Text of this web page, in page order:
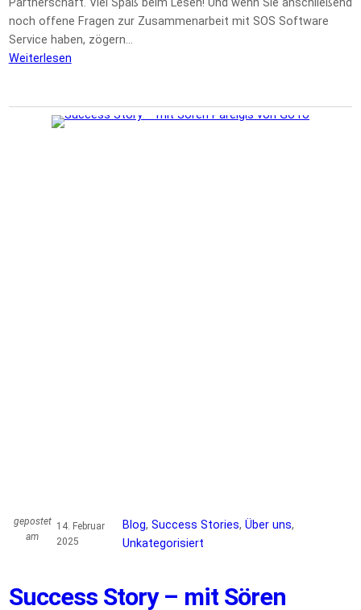
noch offene Fragen zur Zusammenarbeit mit SOS Software
Service haben, zögern…
Weiterlesen
gepostet
am
14. Februar
2025
Blog, Success Stories, Über uns
Unkategorisiert
Success Story – mit Sören